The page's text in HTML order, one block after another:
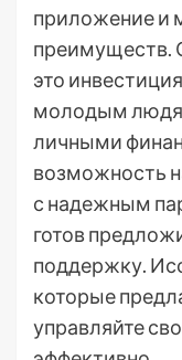
приложение и
преимуществ.
это
молодым
личными
возможность
с надежным
готов
поддержку.
которые
управляйте